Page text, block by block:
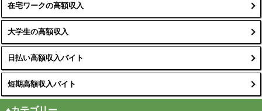
在宅ワークの高額収入
大学生の高額収入
日払い高額収入バイト
短期高額収入バイト